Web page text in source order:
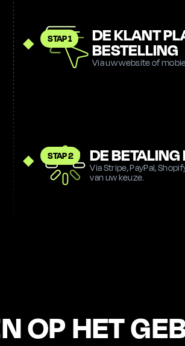
STAP 1 DE KLANT
BESTELLING
Via uw website of
DE
Via Stripe, PayPal,
van uw keuze.
STAP 2
OP HET